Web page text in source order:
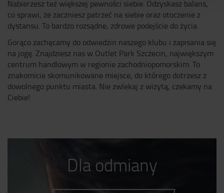
Nabierzesz też większej pewności siebie. Odzyskasz balans,
co sprawi, że zaczniesz patrzeć na siebie oraz otoczenie z
dystansu. To bardzo rozsądne, zdrowe podejście do życia.
Gorąco zachęcamy do odwiedzin naszego klubu i zapisania się
na jogę. Znajdziesz nas w Outlet Park Szczecin, największym
centrum handlowym w regionie zachodniopomorskim. To
znakomicie skomunikowane miejsce, do którego dotrzesz z
dowolnego punktu miasta. Nie zwlekaj z wizytą, czekamy na
Ciebie!
Dla odmiany